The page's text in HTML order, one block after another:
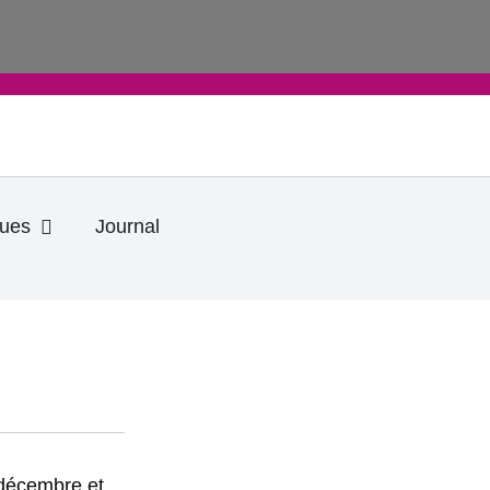
Ouvrir Informations pratiques
Journal
et